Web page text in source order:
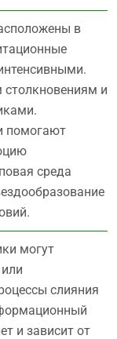
в
столкновениям и
помогают
среда
могут
слияния
и зависит от